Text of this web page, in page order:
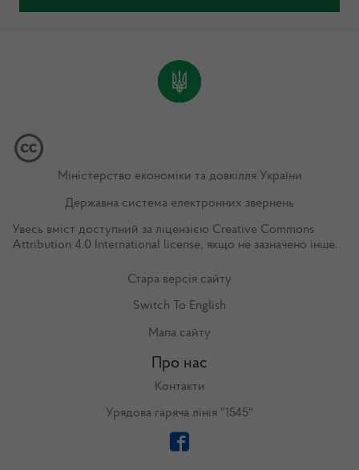
Міністерство економіки та довкілля України
Державна система електронних звернень
Увесь вміст доступний за ліцензією Creative Commons
Attribution 4.0 International license, якщо не зазначено інше.
Стара версія сайту
Switch To English
Мапа сайту
Про нас
Контакти
Урядова гаряча лінія "1545"